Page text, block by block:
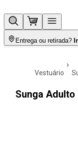
Entrega ou retirada?
vestuário
Sunga Adulto